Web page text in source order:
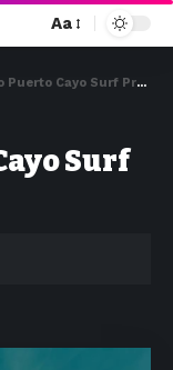
Aa
Cayo Surf Pro 2022
Surf